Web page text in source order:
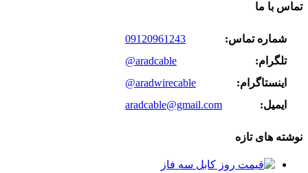
تماس با ما
شماره تماس:
09120961243
تلگرام:
@aradcable
اینستاگرام:
@aradwirecable
ایمیل:
aradcable@gmail.com
نوشته های تازه